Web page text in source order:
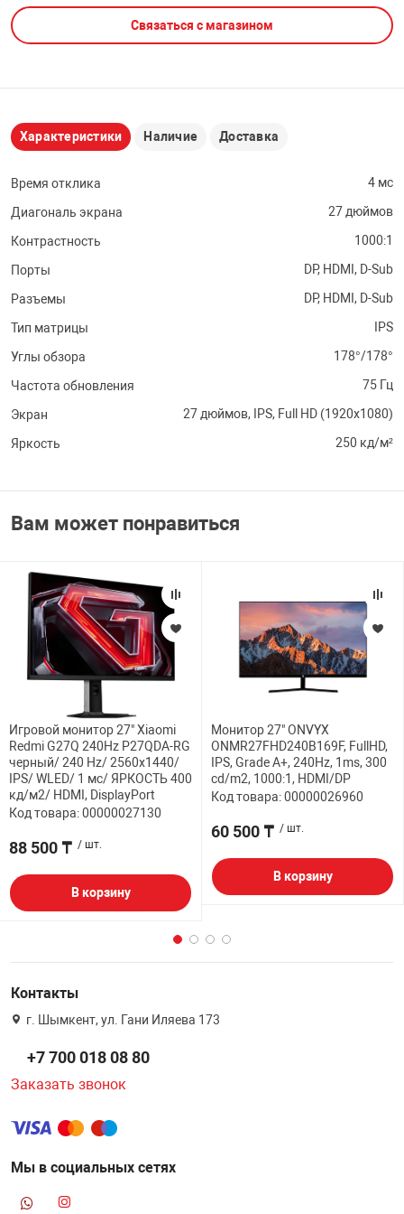
PCI АДАПТЕРЫ
USB
НАБОР ДЛЯ
CD-DVD ДИСКИ
ЛЕНТА ДЛЯ
ДОМА
ТЕХНИКА
Связаться с магазином
Характеристики Наличие Доставка
Время отклика 4 мс
Диагональ экрана 27 дюймов
Контрастность 1000:1
Порты DP, HDMI, D-Sub
Разъемы DP, HDMI, D-Sub
Тип матрицы IPS
Углы обзора 178°/178°
Частота обновления 75 Гц
Экран 27 дюймов, IPS, Full HD (1920x1080)
Яркость 250 кд/м²
Вам может понравиться
Игровой монитор 27" Xiaomi
Redmi G27Q 240Hz P27QDA-RG
черный/ 240 Hz/ 2560x1440/
IPS/ WLED/ 1 мс/ ЯРКОСТЬ 400
кд/м2/ HDMI, DisplayPort
Код товара: 00000027130
88 500 ₸ / шт.
В корзину
Монитор 27" ONVYX
ONMR27FHD240B169F, FullHD,
IPS, Grade A+, 240Hz, 1ms, 300
cd/m2, 1000:1, HDMI/DP
Код товара: 00000026960
60 500 ₸ / шт.
В корзину
Контакты
г. Шымкент, ул. Гани Иляева 173
+7 700 018 08 80
Заказать звонок
Мы в социальных сетях